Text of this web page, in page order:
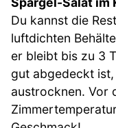
Du kannst die
luftdichten
er bleibt bis zu 3
gut abgedeckt
austrocknen. Vor